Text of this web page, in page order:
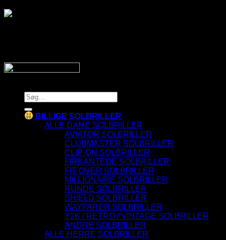
Søg
efter:
BILLIGE SOLBRILLER
ALLE DAME SOLBRILLER
AVIATOR SOLBRILLER
CLUBMASTER SOLBRILLER
CLIP-ON SOLBRILLER
FIRKANTEDE SOLBRILLER
FIT OVER SOLBRILLER
MILLIONAIRE SOLBRILLER
RUNDE SOLBRILLER
SHIELD SOLBRILLER
WAYFARER SOLBRILLER
Y2K / RETRO / VINTAGE SOLBRILLER
ANDRE SOLBRILLER
ALLE HERRE SOLBRILLER